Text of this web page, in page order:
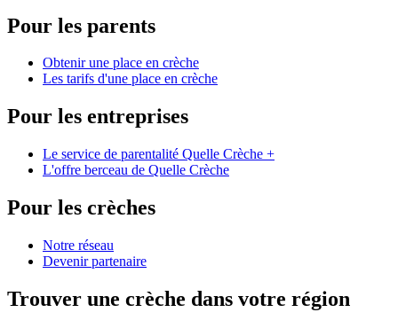
Pour les parents
Obtenir une place en crèche
Les tarifs d'une place en crèche
Pour les entreprises
Le service de parentalité Quelle Crèche +
L'offre berceau de Quelle Crèche
Pour les crèches
Notre réseau
Devenir partenaire
Trouver une crèche dans votre région